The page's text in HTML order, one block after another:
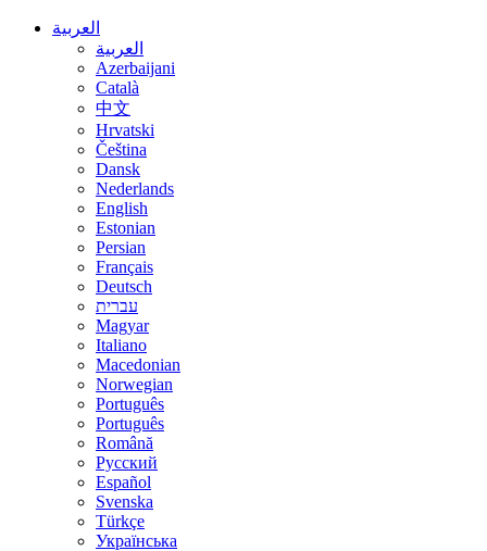
العربية
العربية
Azerbaijani
Català
中文
Hrvatski
Čeština
Dansk
Nederlands
English
Estonian
Persian
Français
Deutsch
עברית
Magyar
Italiano
Macedonian
Norwegian
Português
Português
Română
Русский
Español
Svenska
Türkçe
Українська